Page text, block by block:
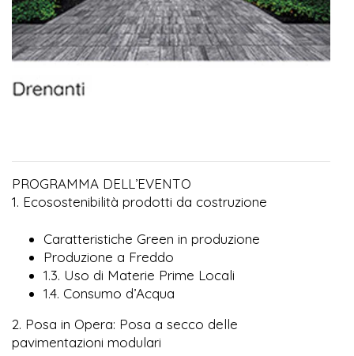
PROGRAMMA DELL’EVENTO
1. Ecosostenibilità prodotti da costruzione
Caratteristiche Green in produzione
Produzione a Freddo
1.3. Uso di Materie Prime Locali
1.4. Consumo d’Acqua
2. Posa in Opera: Posa a secco delle
pavimentazioni modulari